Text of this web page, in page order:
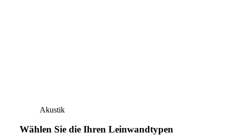
Akustik
Wählen Sie die Ihren Leinwandtypen